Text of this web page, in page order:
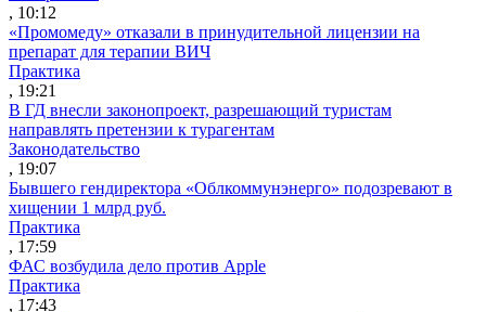
, 10:12
«Промомеду» отказали в принудительной лицензии на
препарат для терапии ВИЧ
Практика
, 19:21
В ГД внесли законопроект, разрешающий туристам
направлять претензии к турагентам
Законодательство
, 19:07
Бывшего гендиректора «Облкоммунэнерго» подозревают в
хищении 1 млрд руб.
Практика
, 17:59
ФАС возбудила дело против Apple
Практика
, 17:43